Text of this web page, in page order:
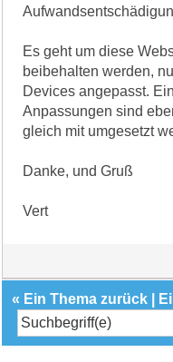
Es geht um diese
beibehalten werden,
Devices angepasst.
Anpassungen sind
gleich mit umgesetzt
Danke, und Gruß
Vert
« Ein Thema zurück